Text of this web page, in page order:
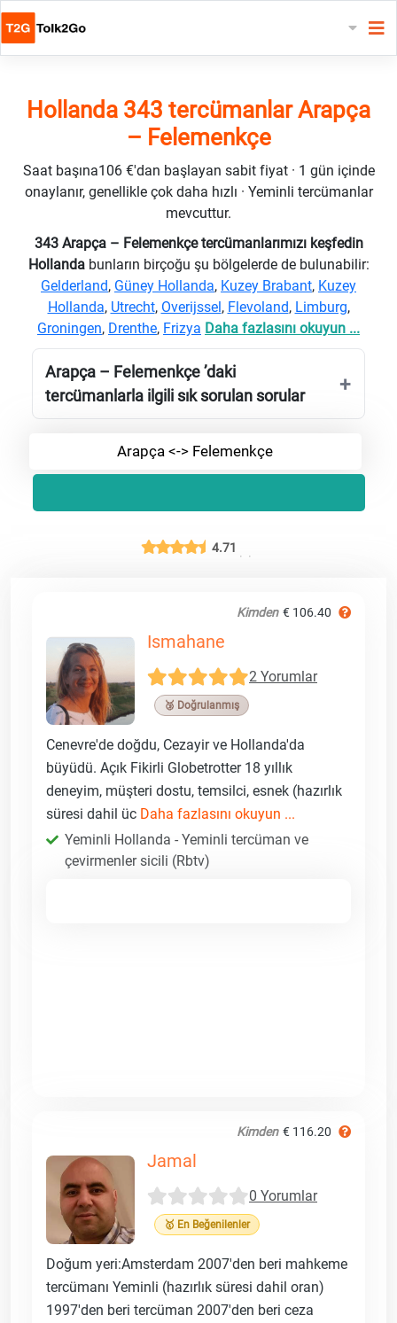
Hollanda 343 tercümanlar Arapça
– Felemenkçe
Saat başına106 €'dan başlayan sabit fiyat · 1 gün içinde
onaylanır, genellikle çok daha hızlı · Yeminli tercümanlar
mevcuttur.
343 Arapça – Felemenkçe tercümanlarımızı keşfedin
Hollanda bunların birçoğu şu bölgelerde de bulunabilir:
Gelderland, Güney Hollanda, Kuzey Brabant, Kuzey
Hollanda, Utrecht, Overijssel, Flevoland, Limburg,
Groningen, Drenthe, Frizya Daha fazlasını okuyun ...
Arapça – Felemenkçe ’daki
tercümanlarla ilgili sık sorulan sorular
Arapça <-> Felemenkçe
4.71
Kimden € 106.40
Ismahane
2 Yorumlar
🥉 Doğrulanmış
Cenevre'de doğdu, Cezayir ve Hollanda'da
büyüdü. Açık Fikirli Globetrotter 18 yıllık
deneyim, müşteri dostu, temsilci, esnek (hazırlık
süresi dahil üc Daha fazlasını okuyun ...
Yeminli Hollanda - Yeminli tercüman ve
çevirmenler sicili (Rbtv)
Kimden € 116.20
Jamal
0 Yorumlar
🥇 En Beğenilenler
Doğum yeri:Amsterdam 2007'den beri mahkeme
tercümanı Yeminli (hazırlık süresi dahil oran)
1997'den beri tercüman 2007'den beri ceza